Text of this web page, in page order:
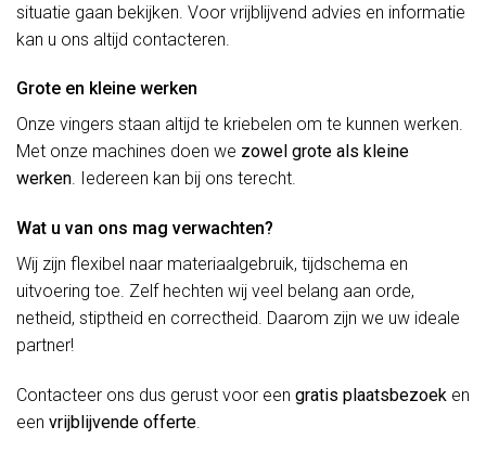
situatie gaan bekijken. Voor vrijblijvend advies en informatie
kan u ons altijd contacteren.
Grote en kleine werken
Onze vingers staan altijd te kriebelen om te kunnen werken.
Met onze machines doen we zowel grote als kleine
werken. Iedereen kan bij ons terecht.
Wat u van ons mag verwachten?
Wij zijn flexibel naar materiaalgebruik, tijdschema en
uitvoering toe. Zelf hechten wij veel belang aan orde,
netheid, stiptheid en correctheid. Daarom zijn we uw ideale
partner!
Contacteer ons dus gerust voor een gratis plaatsbezoek en
een vrijblijvende offerte.